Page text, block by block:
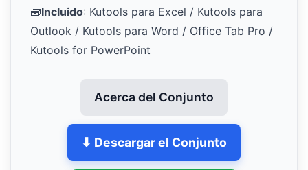
🧰Incluido: Kutools para Excel / Kutools para
Outlook / Kutools para Word / Office Tab Pro /
Kutools for PowerPoint
Acerca del Conjunto
⬇ Descargar el Conjunto